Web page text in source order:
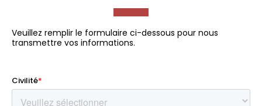
Veuillez remplir le formulaire ci-dessous pour nous
transmettre vos informations.